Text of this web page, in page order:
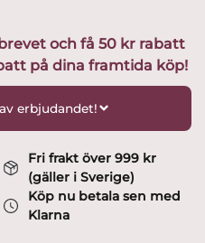
och få 50 kr rabatt
på dina framtida köp!
erbjudandet!
Fri frakt över 999 kr
(gäller i Sverige)
Köp nu betala sen med
Klarna